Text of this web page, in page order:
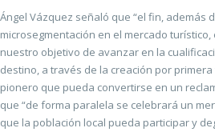
Ángel Vázquez señaló que “el fin, además
microsegmentación en el mercado
nuestro objetivo de avanzar en la
destino, a través de la creación por
pionero que pueda convertirse en un
que “de forma paralela se celebrará un
que la población local pueda participar y